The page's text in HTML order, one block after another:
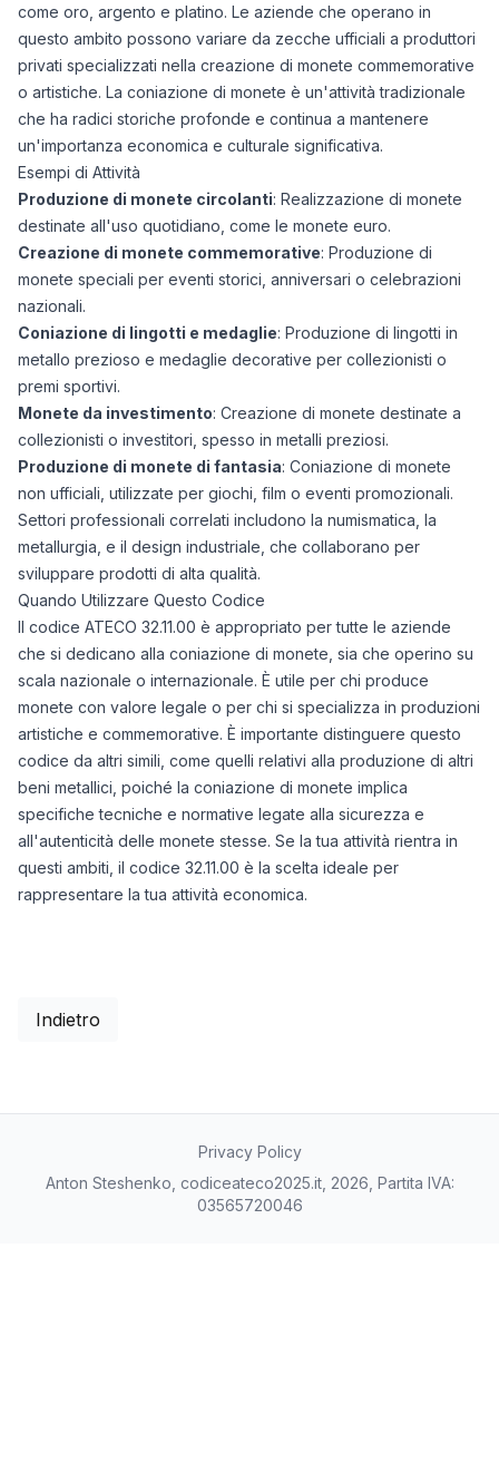
come oro, argento e platino. Le aziende che operano in
questo ambito possono variare da zecche ufficiali a produttori
privati specializzati nella creazione di monete commemorative
o artistiche. La coniazione di monete è un'attività tradizionale
che ha radici storiche profonde e continua a mantenere
un'importanza economica e culturale significativa.
Esempi di Attività
Produzione di monete circolanti: Realizzazione di monete
destinate all'uso quotidiano, come le monete euro.
Creazione di monete commemorative: Produzione di
monete speciali per eventi storici, anniversari o celebrazioni
nazionali.
Coniazione di lingotti e medaglie: Produzione di lingotti in
metallo prezioso e medaglie decorative per collezionisti o
premi sportivi.
Monete da investimento: Creazione di monete destinate a
collezionisti o investitori, spesso in metalli preziosi.
Produzione di monete di fantasia: Coniazione di monete
non ufficiali, utilizzate per giochi, film o eventi promozionali.
Settori professionali correlati includono la numismatica, la
metallurgia, e il design industriale, che collaborano per
sviluppare prodotti di alta qualità.
Quando Utilizzare Questo Codice
Il codice ATECO 32.11.00 è appropriato per tutte le aziende
che si dedicano alla coniazione di monete, sia che operino su
scala nazionale o internazionale. È utile per chi produce
monete con valore legale o per chi si specializza in produzioni
artistiche e commemorative. È importante distinguere questo
codice da altri simili, come quelli relativi alla produzione di altri
beni metallici, poiché la coniazione di monete implica
specifiche tecniche e normative legate alla sicurezza e
all'autenticità delle monete stesse. Se la tua attività rientra in
questi ambiti, il codice 32.11.00 è la scelta ideale per
rappresentare la tua attività economica.
Indietro
Privacy Policy
Anton Steshenko, codiceateco2025.it, 2026, Partita IVA:
03565720046